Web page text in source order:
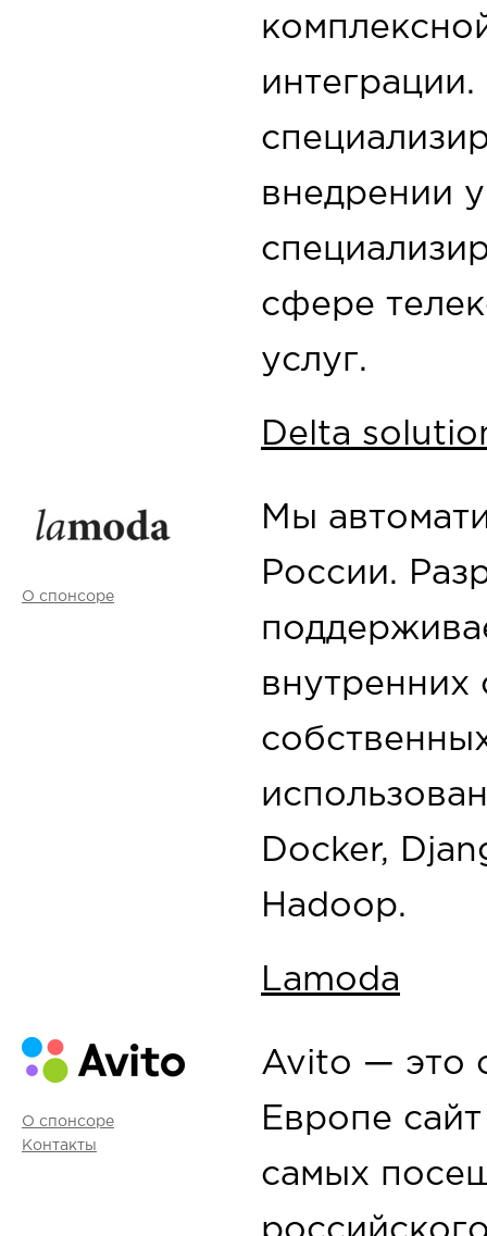
внедрении
сфере
услуг.
Delta
О спонсоре
Мы
России.
внутренних
Docker,
Hadoop.
Lamoda
О спонсоре
Контакты
Avito — это
Европе
самых